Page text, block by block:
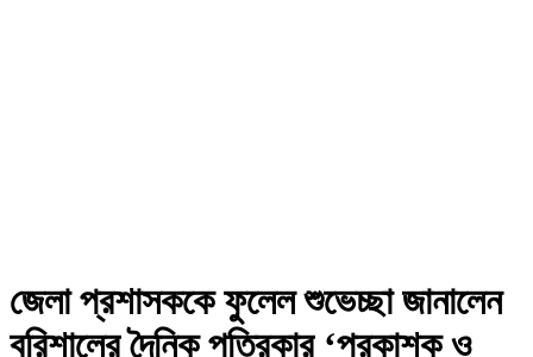
জেলা প্রশাসককে ফুলেল শুভেচ্ছা জানালেন
বরিশালের দৈনিক পত্রিকার ‘প্রকাশক ও